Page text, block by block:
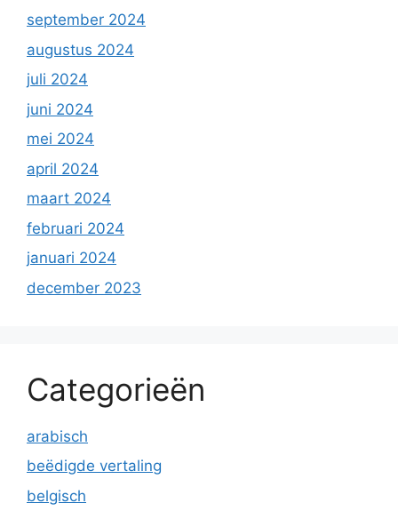
september 2024
augustus 2024
juli 2024
juni 2024
mei 2024
april 2024
maart 2024
februari 2024
januari 2024
december 2023
Categorieën
arabisch
beëdigde vertaling
belgisch